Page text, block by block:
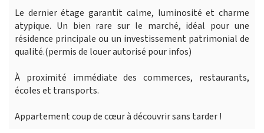
Le dernier étage garantit calme, luminosité et charme
atypique. Un bien rare sur le marché, idéal pour une
résidence principale ou un investissement patrimonial de
qualité.(permis de louer autorisé pour infos)
À proximité immédiate des commerces, restaurants,
écoles et transports.
Appartement coup de cœur à découvrir sans tarder !